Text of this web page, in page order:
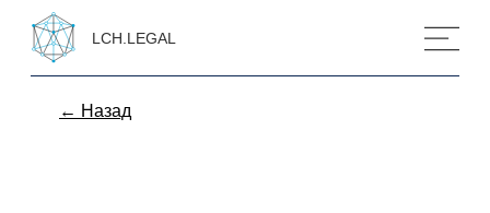
LCH.LEGAL
← Назад